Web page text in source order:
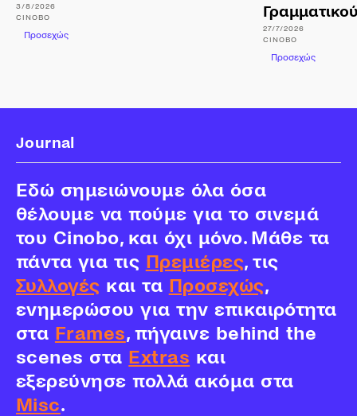
3/8/2026
CINOBO
Προσεχώς
Γραμματικού
27/7/2026
CINOBO
Προσεχώς
Journal
Εδώ σημειώνουμε όλα όσα
θέλουμε να πούμε για το σινεμά
του Cinobo, και όχι μόνο. Μάθε τα
πάντα για τις Πρεμιέρες, τις
Συλλογές και τα Προσεχώς,
ενημερώσου για την επικαιρότητα
στα Frames, πήγαινε behind the
scenes στα Extras και
εξερεύνησε πολλά ακόμα στα
Misc.